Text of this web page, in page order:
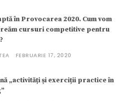
în Provocarea 2020. Cum vom
cursuri competitive pentru
FEBRUARIE 17, 2020
„activități și exerciții practice în